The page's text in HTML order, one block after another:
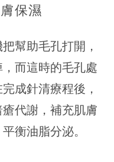
保濕
幫助毛孔打開，
而這時的毛孔處
成針清療程後，
代謝，補充肌膚
衡油脂分泌。